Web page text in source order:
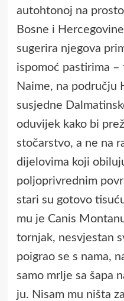
autohtonoj na
Bosne i
sugerira njegova
ispomoć pastirima
Naime, na području
susjedne
oduvijek kako bi
stočarstvo, a ne na
dijelovima koji
poljoprivrednim
stari su gotovo
mu je Canis
tornjak, nesvjestan
poigrao se s nama,
samo mrlje sa šapa
ju. Nisam mu ništa